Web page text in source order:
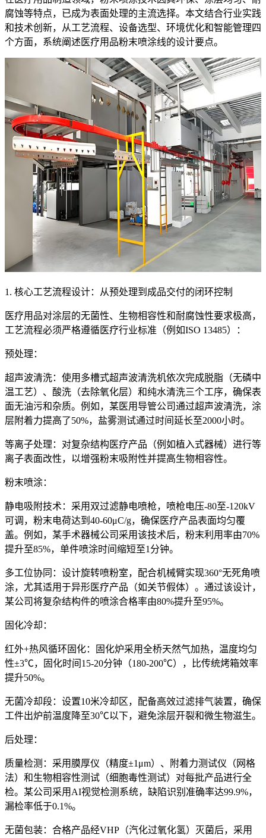
腐蚀等特点，已成为表面处理的主流选择。本文结合行业实践
和技术创新，从工艺流程、设备选型、环境优化和智能管理四
个方面，系统阐述医疗用品粉末喷涂线的设计要点。
1. 核心工艺流程设计：从预处理到成品交付的闭环控制
医疗用品对涂层的无菌性、生物相容性和耐腐蚀性要求极高，
工艺流程必须严格遵循医疗行业标准（例如ISO 13485）：
预处理：
超声波清洗：使用多槽式超声波清洗机依次完成脱脂（无磷中
温工艺）、酸洗（去除氧化层）和纯水清洗三个工序，确保表
面无油污和杂质。例如，某医用导管公司通过超声波清洗，涂
层附着力提高了50%，盐雾测试通过时间延长至2000小时。
等离子处理：对复杂结构医疗产品（例如植入式器械）进行等
离子表面改性，以增强粉末吸附性并提高生物相容性。
粉末喷涂：
静电吸附技术：采用双过滤静电喷枪，喷枪电压-80至-120kV
可调，粉末电荷达到40-60μC/g，确保医疗产品表面均匀覆
盖。例如，某手术器械公司采用该技术后，粉末利用率由70%
提升至85%，单件喷涂时间缩短至1分钟。
多工位协同：设计旋转喷粉室，配合机械臂实现360°无死角喷
涂，尤其适用于异形医疗产品（如关节假体）。通过该设计，
某公司将复杂结构件的喷涂合格率由80%提升至95%。
固化冷却：
红外+热风循环固化：固化炉采用全桥天然气加热，温度均匀
性±3℃，固化时间15-20分钟（180-200℃），比传统烤箱效率
提升50%。
无菌冷却段：设置10米冷却区，配备高效过滤排气装置，确保
工件出炉前温度降至30℃以下，避免涂层开裂和微生物滋生。
后处理：
质量检测：采用膜厚仪（精度±1μm）、附着力测试仪（网格
法）和生物相容性测试（细胞毒性测试）对每批产品进行全
检。某公司采用AI视觉检测系统，缺陷识别准确率达99.9%，
漏检率低于0.1%。
无菌包装：合格产品经VHP（汽化过氧化氢）灭菌后，采用